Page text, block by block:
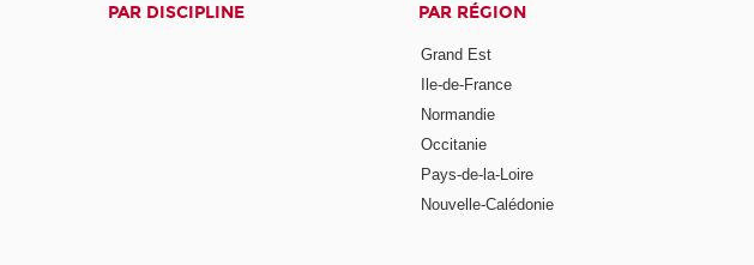
PAR DISCIPLINE PAR RÉGION
Grand Est
Ile-de-France
Normandie
Occitanie
Pays-de-la-Loire
Nouvelle-Calédonie